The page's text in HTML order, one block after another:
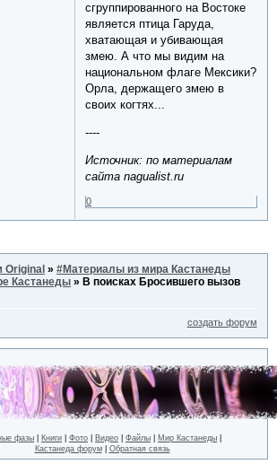
сгруппированного на Востоке
является птица Гаруда,
хватающая и убивающая
змею. А что мы видим на
национальном флаге Мексики?
Орла, держащего змею в
своих когтях...
----
Источник: по материалам
сайта nagualist.ru
0
Original »#Материалы из мира Кастанеды
Кастанеды »В поисках Бросившего вызов
создать форум
фазы Книги Фото Видео Файлы Мир Кастанеды
Кастанеда форум| Обратная связь